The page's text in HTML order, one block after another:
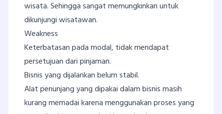
wisata. Sehingga sangat memungkinkan untuk
dikunjungi wisatawan.
Weakness
Keterbatasan pada modal, tidak mendapat
persetujuan dari pinjaman.
Bisnis yang dijalankan belum stabil.
Alat penunjang yang dipakai dalam bisnis masih
kurang memadai karena menggunakan proses yang